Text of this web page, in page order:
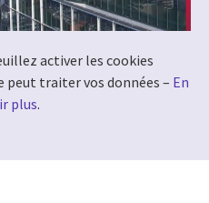
activer les cookies
peut traiter vos données – En
plus.